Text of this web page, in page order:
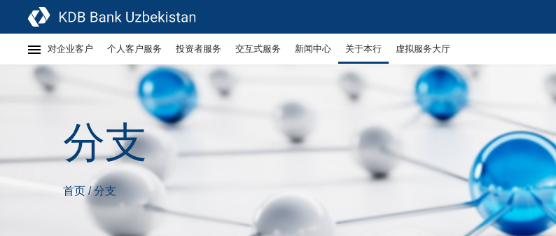
对企业客户 个人客户服务 投资者服务 交互式服务 新闻中心 关于本行 虚拟服务大厅
分支
首页/分支